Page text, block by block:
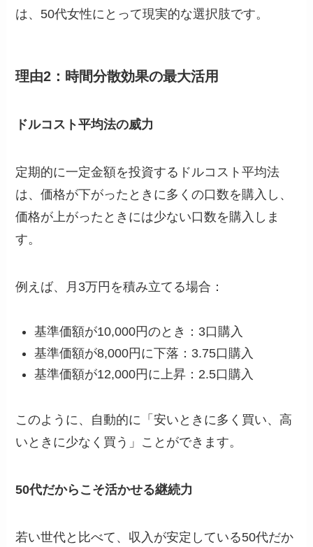
は、50代女性にとって現実的な選択肢です。
理由2：時間分散効果の最大活用
ドルコスト平均法の威力
定期的に一定金額を投資するドルコスト平均法
は、価格が下がったときに多くの口数を購入し、
価格が上がったときには少ない口数を購入しま
す。
例えば、月3万円を積み立てる場合：
基準価額が10,000円のとき：3口購入
基準価額が8,000円に下落：3.75口購入
基準価額が12,000円に上昇：2.5口購入
このように、自動的に「安いときに多く買い、高
いときに少なく買う」ことができます。
50代だからこそ活かせる継続力
若い世代と比べて、収入が安定している50代だか